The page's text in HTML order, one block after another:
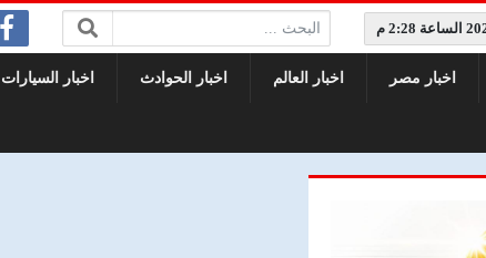
البحث:
اخبار مصر اخبار العالم اخبار الحوادث اخبار السيارات